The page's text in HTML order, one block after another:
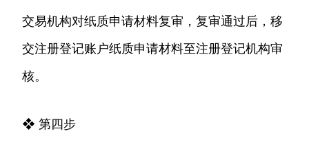
交易机构对纸质申请材料复审，复审通过后，移
交注册登记账户纸质申请材料至注册登记机构审
核。
❖ 第四步